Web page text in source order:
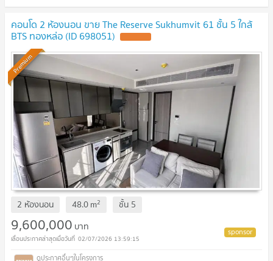
คอนโด 2 ห้องนอน ขาย The Reserve Sukhumvit 61 ชั้น 5 ใกล้
BTS ทองหล่อ (ID 698051)
Premium
2 ห้องนอน 48.0m2 ชั้น 5
9,600,000 บาท
02/07/2026 13:59:15